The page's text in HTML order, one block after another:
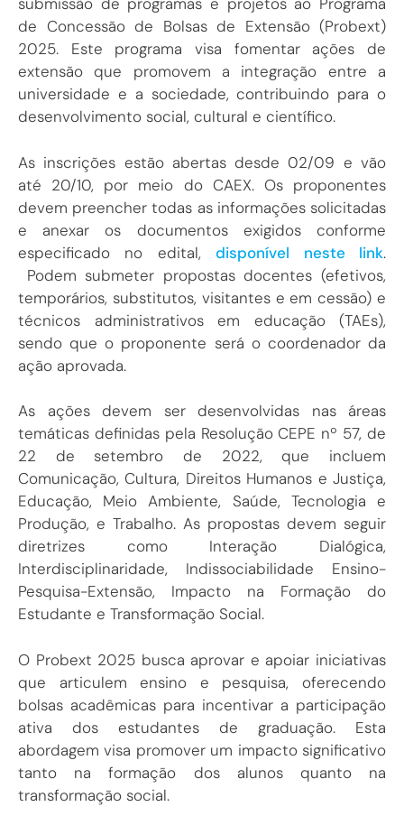
de Concessão de Bolsas de Extensão (Probext)
2025. Este programa visa fomentar ações de
extensão que promovem a integração entre a
universidade e a sociedade, contribuindo para o
desenvolvimento social, cultural e científico.
As inscrições estão abertas desde 02/09 e vão
até 20/10, por meio do CAEX. Os proponentes
devem preencher todas as informações solicitadas
e anexar os documentos exigidos conforme
especificado no edital,disponível neste link.
Podem submeter propostas docentes (efetivos,
temporários, substitutos, visitantes e em cessão) e
técnicos administrativos em educação (TAEs),
sendo que o proponente será o coordenador da
ação aprovada.
As ações devem ser desenvolvidas nas áreas
temáticas definidas pela Resolução CEPE nº 57, de
22 de setembro de 2022, que incluem
Comunicação, Cultura, Direitos Humanos e Justiça,
Educação, Meio Ambiente, Saúde, Tecnologia e
Produção, e Trabalho. As propostas devem seguir
diretrizes como Interação Dialógica,
Interdisciplinaridade, Indissociabilidade Ensino-
Pesquisa-Extensão, Impacto na Formação do
Estudante e Transformação Social.
O Probext 2025 busca aprovar e apoiar iniciativas
que articulem ensino e pesquisa, oferecendo
bolsas acadêmicas para incentivar a participação
ativa dos estudantes de graduação. Esta
abordagem visa promover um impacto significativo
tanto na formação dos alunos quanto na
transformação social.